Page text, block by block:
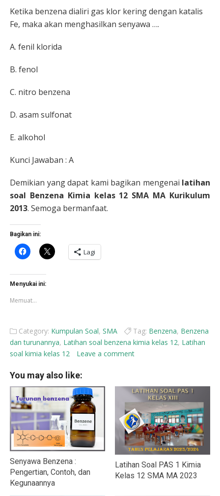
Ketika benzena dialiri gas klor kering dengan katalis
Fe, maka akan menghasilkan senyawa ….
A. fenil klorida
B. fenol
C. nitro benzena
D. asam sulfonat
E. alkohol
Kunci Jawaban : A
Demikian yang dapat kami bagikan mengenai latihan
soal Benzena Kimia kelas 12 SMA MA Kurikulum
2013. Semoga bermanfaat.
Bagikan ini:
Klik
untuk
Facebook(Membuka
di
jendela
baru)
Klik
untuk
berbagi
Lagi
Menyukai ini:
Memuat...
Category: Kumpulan Soal, SMA Tag: Benzena, Benzena
dan turunannya, Latihan soal benzena kimia kelas 12, Latihan
soal kimia kelas 12
Leave a comment
You may also like:
Senyawa Benzena :
Pengertian, Contoh, dan
Kegunaannya
Latihan Soal PAS 1 Kimia
Kelas 12 SMA MA 2023